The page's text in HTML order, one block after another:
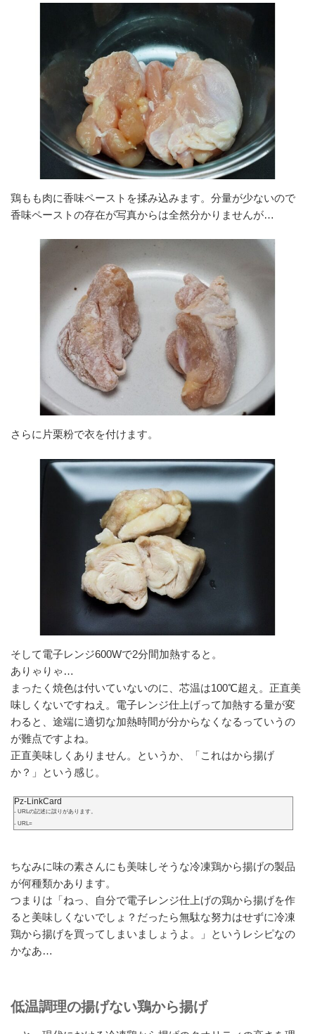
鶏もも肉に香味ペーストを揉み込みます。分量が少ないので
香味ペーストの存在が写真からは全然分かりませんが…
さらに片栗粉で衣を付けます。
そして電子レンジ600Wで2分間加熱すると。
ありゃりゃ…
まったく焼色は付いていないのに、芯温は100℃超え。正直美
味しくないですねえ。電子レンジ仕上げって加熱する量が変
わると、途端に適切な加熱時間が分からなくなるっていうの
が難点ですよね。
正直美味しくありません。というか、「これはから揚げ
か？」という感じ。
Pz-LinkCard
- URLの記述に誤りがあります。
- URL=
ちなみに味の素さんにも美味しそうな冷凍鶏から揚げの製品
が何種類かあります。
つまりは「ねっ、自分で電子レンジ仕上げの鶏から揚げを作
ると美味しくないでしょ？だったら無駄な努力はせずに冷凍
鶏から揚げを買ってしまいましょうよ。」というレシピなの
かなあ…
低温調理の揚げない鶏から揚げ